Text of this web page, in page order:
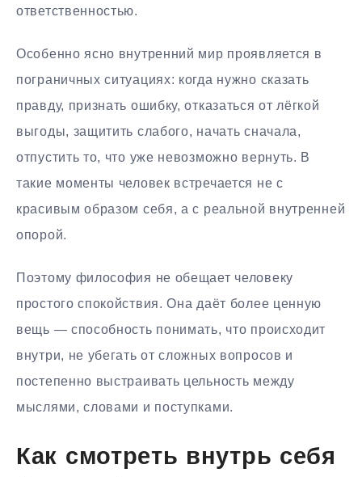
ответственностью.
Особенно ясно внутренний мир проявляется в
пограничных ситуациях: когда нужно сказать
правду, признать ошибку, отказаться от лёгкой
выгоды, защитить слабого, начать сначала,
отпустить то, что уже невозможно вернуть. В
такие моменты человек встречается не с
красивым образом себя, а с реальной внутренней
опорой.
Поэтому философия не обещает человеку
простого спокойствия. Она даёт более ценную
вещь — способность понимать, что происходит
внутри, не убегать от сложных вопросов и
постепенно выстраивать цельность между
мыслями, словами и поступками.
Как смотреть внутрь себя